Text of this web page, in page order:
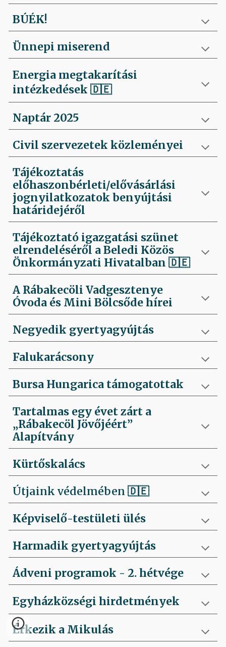
BÚÉK!
Ünnepi miserend
Energia megtakarítási
intézkedések🇩🇪
Naptár 2025
Civil szervezetek közleményei
Tájékoztatás
előhaszonbérleti/elővásárlási
jognyilatkozatok benyújtási
határidejéről
Tájékoztató igazgatási szünet
elrendeléséről a Beledi Közös
Önkormányzati Hivatalban🇩🇪
A Rábakecöli Vadgesztenye
Óvoda és Mini Bölcsőde hírei
Negyedik gyertyagyújtás
Falukarácsony
Bursa Hungarica támogatottak
Tartalmas egy évet zárt a
„Rábakecöl Jövőjéért”
Alapítvány
Kürtőskalács
Útjaink védelmében🇩🇪
Képviselő-testületi ülés
Harmadik gyertyagyújtás
Ádveni programok - 2. hétvége
Egyházközségi hirdetmények
Érkezik a Mikulás